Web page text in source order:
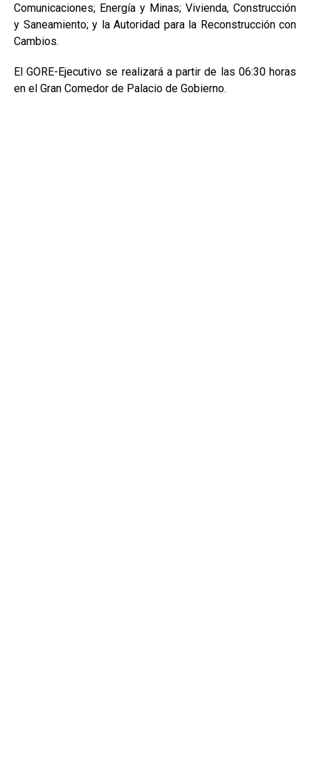
Comunicaciones; Energía y Minas; Vivienda, Construcción
y Saneamiento; y la Autoridad para la Reconstrucción con
Cambios.
El GORE-Ejecutivo se realizará a partir de las 06:30 horas
en el Gran Comedor de Palacio de Gobierno.